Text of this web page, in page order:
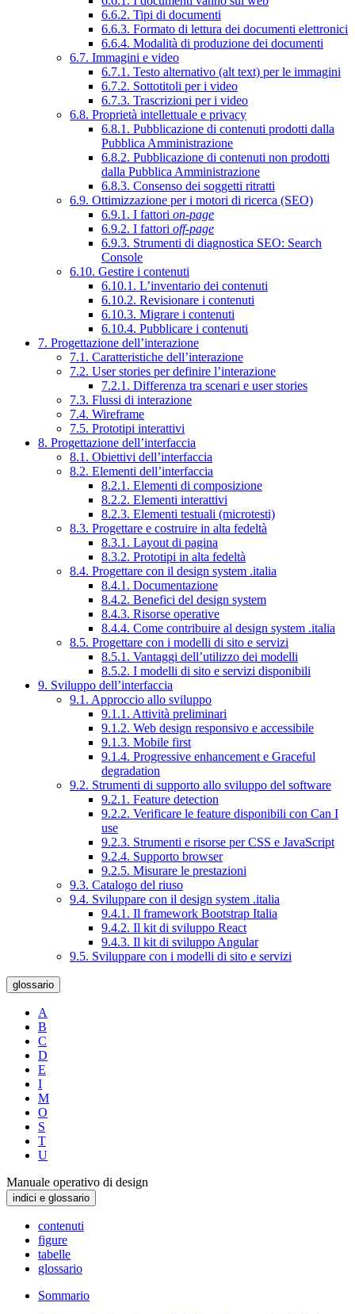
6.6.2. Tipi di documenti
6.6.3. Formato di lettura dei documenti elettronici
6.6.4. Modalità di produzione dei documenti
6.7. Immagini e video
6.7.1. Testo alternativo (alt text) per le immagini
6.7.2. Sottotitoli per i video
6.7.3. Trascrizioni per i video
6.8. Proprietà intellettuale e privacy
6.8.1. Pubblicazione di contenuti prodotti dalla
Pubblica Amministrazione
6.8.2. Pubblicazione di contenuti non prodotti
dalla Pubblica Amministrazione
6.8.3. Consenso dei soggetti ritratti
6.9. Ottimizzazione per i motori di ricerca (SEO)
6.9.1. I fattori on-page
6.9.2. I fattori off-page
6.9.3. Strumenti di diagnostica SEO: Search
Console
6.10. Gestire i contenuti
6.10.1. L’inventario dei contenuti
6.10.2. Revisionare i contenuti
6.10.3. Migrare i contenuti
6.10.4. Pubblicare i contenuti
7. Progettazione dell’interazione
7.1. Caratteristiche dell’interazione
7.2. User stories per definire l’interazione
7.2.1. Differenza tra scenari e user stories
7.3. Flussi di interazione
7.4. Wireframe
7.5. Prototipi interattivi
8. Progettazione dell’interfaccia
8.1. Obiettivi dell’interfaccia
8.2. Elementi dell’interfaccia
8.2.1. Elementi di composizione
8.2.2. Elementi interattivi
8.2.3. Elementi testuali (microtesti)
8.3. Progettare e costruire in alta fedeltà
8.3.1. Layout di pagina
8.3.2. Prototipi in alta fedeltà
8.4. Progettare con il design system .italia
8.4.1. Documentazione
8.4.2. Benefici del design system
8.4.3. Risorse operative
8.4.4. Come contribuire al design system .italia
8.5. Progettare con i modelli di sito e servizi
8.5.1. Vantaggi dell’utilizzo dei modelli
8.5.2. I modelli di sito e servizi disponibili
9. Sviluppo dell’interfaccia
9.1. Approccio allo sviluppo
9.1.1. Attività preliminari
9.1.2. Web design responsivo e accessibile
9.1.3. Mobile first
9.1.4. Progressive enhancement e Graceful
degradation
9.2. Strumenti di supporto allo sviluppo del software
9.2.1. Feature detection
9.2.2. Verificare le feature disponibili con Can I
use
9.2.3. Strumenti e risorse per CSS e JavaScript
9.2.4. Supporto browser
9.2.5. Misurare le prestazioni
9.3. Catalogo del riuso
9.4. Sviluppare con il design system .italia
9.4.1. Il framework Bootstrap Italia
9.4.2. Il kit di sviluppo React
9.4.3. Il kit di sviluppo Angular
9.5. Sviluppare con i modelli di sito e servizi
glossario
A
B
C
D
E
I
M
O
S
T
U
Manuale operativo di design
indici e glossario
contenuti
figure
tabelle
glossario
Sommario